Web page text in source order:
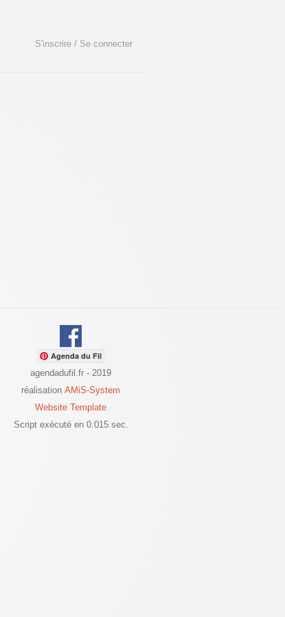
S'inscrire / Se connecter
Agenda du Fil
agendadufil.fr - 2019
réalisation AMiS-System
Website Template
Script exécuté en 0.015 sec.